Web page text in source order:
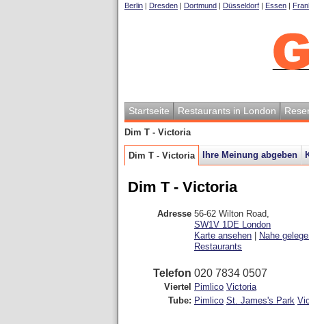
Berlin | Dresden | Dortmund | Düsseldorf | Essen |
Startseite Restaurants in London
Dim T - Victoria
Dim T - Victoria Ihre Meinung abgeben
Dim T - Victoria
Adresse 56-62 Wilton Road,
SW1V 1DE London
Karte ansehen
Nahe
Restaurants
Telefon 020 7834 0507
Viertel Pimlico Victoria
Tube: Pimlico St. James's Park